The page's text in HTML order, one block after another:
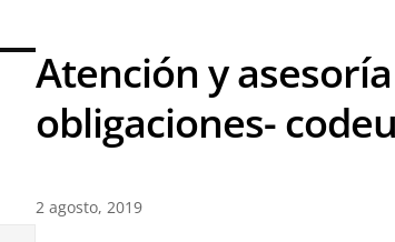
Atención y
obligaciones-
2 agosto, 2019